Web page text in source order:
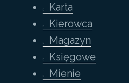
Karta
Kierowca
Magazyn
Księgowe
Mienie